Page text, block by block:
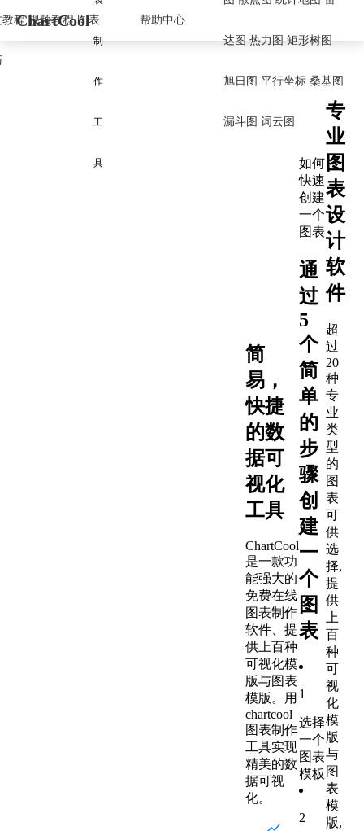
ChartCool
制
作
工
具
教程 视频教程 图表 帮助中心
达图 热力图 矩形树图
旭日图 平行坐标 桑基图
漏斗图 词云图
简
易，
快捷
的数
据可
视化
工具
ChartCool
是一款功
能强大的
免费在线
图表制作
软件、提
供上百种
可视化模
版与图表
模版。用
chartcool
图表制作
工具实现
精美的数
据可视
化。
如何
快速
创建
一个
图表
通
过
5
个
简
单
的
步
骤
创
建
一
个
图
表
1
选择
一个
图表
模板
2
专
业
图
表
设
计
软
件
超
过
20
种
专
业
类
型
的
图
表
可
供
选
择,
提
供
上
百
种
可
视
化
模
版
与
图
表
模
版,